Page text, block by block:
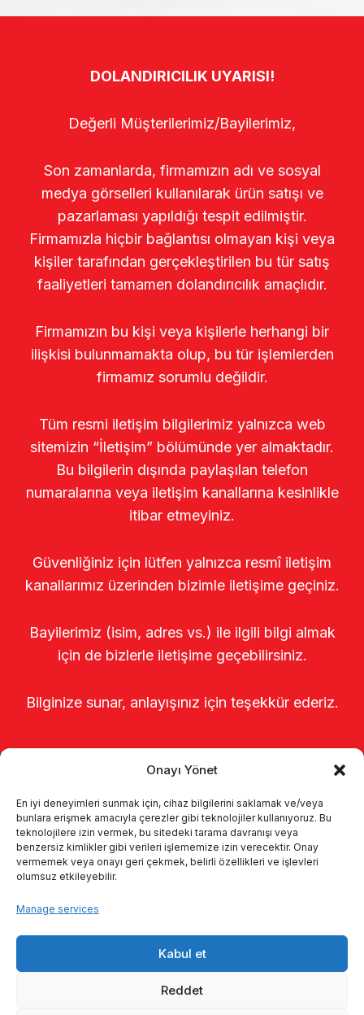
Onayı Yönet
En iyi deneyimleri sunmak için, cihaz bilgilerini saklamak ve/veya
bunlara erişmek amacıyla çerezler gibi teknolojiler kullanıyoruz. Bu
teknolojilere izin vermek, bu sitedeki tarama davranışı veya
benzersiz kimlikler gibi verileri işlememize izin verecektir. Onay
vermemek veya onayı geri çekmek, belirli özellikleri ve işlevleri
olumsuz etkileyebilir.
Manage services
Kabul et
Reddet
DOLANDIRICILIK UYARISI!
Değerli Müşterilerimiz/Bayilerimiz,
Son zamanlarda, firmamızın adı ve sosyal
medya görselleri kullanılarak ürün satışı ve
pazarlaması yapıldığı tespit edilmiştir.
Firmamızla hiçbir bağlantısı olmayan kişi veya
kişiler tarafından gerçekleştirilen bu tür satış
faaliyetleri tamamen dolandırıcılık amaçlıdır.
Firmamızın bu kişi veya kişilerle herhangi bir
ilişkisi bulunmamakta olup, bu tür işlemlerden
firmamız sorumlu değildir.
Tüm resmi iletişim bilgilerimiz yalnızca web
sitemizin “İletişim” bölümünde yer almaktadır.
Bu bilgilerin dışında paylaşılan telefon
numaralarına veya iletişim kanallarına kesinlikle
itibar etmeyiniz.
Güvenliğiniz için lütfen yalnızca resmî iletişim
kanallarımız üzerinden bizimle iletişime geçiniz.
Bayilerimiz (isim, adres vs.) ile ilgili bilgi almak
için de bizlerle iletişime geçebilirsiniz.
Bilginize sunar, anlayışınız için teşekkür ederiz.
Главная о нас
Продукты
Коммуникация